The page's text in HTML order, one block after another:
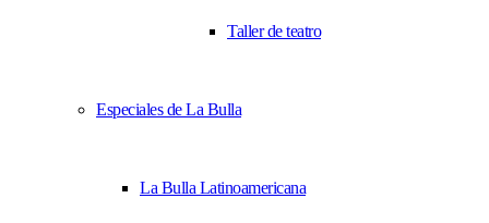
Taller de teatro
Especiales de La Bulla
La Bulla Latinoamericana